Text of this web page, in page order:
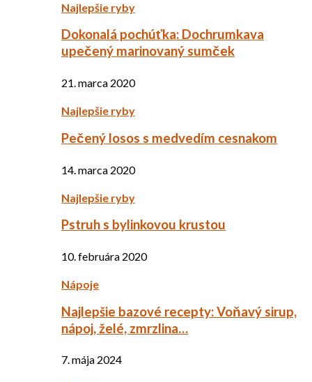
Najlepšie ryby
Dokonalá pochúťka: Dochrumkava
upečený marinovaný sumček
21. marca 2020
Najlepšie ryby
Pečený losos s medvedím cesnakom
14. marca 2020
Najlepšie ryby
Pstruh s bylinkovou krustou
10. februára 2020
Nápoje
Najlepšie bazové recepty: Voňavý sirup,
nápoj, želé, zmrzlina…
7. mája 2024